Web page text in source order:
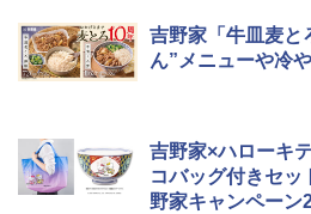
お手入れ 小型
らし ファミリ
5
シャープ ウォ
AX-XJ1-B ブ
吉野家「牛皿麦と
ん”メニューや冷
吉野家×ハローキ
コバッグ付きセッ
野家キャンペーン